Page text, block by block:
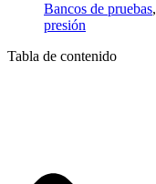
Bancos de pruebas,
presión
Tabla de contenido